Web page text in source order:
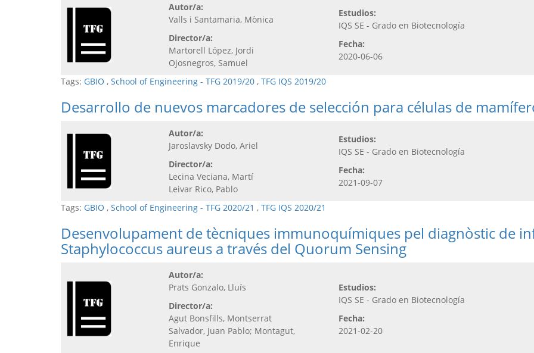
Autor/a:
Valls i Santamaria, Mònica
Director/a:
Martorell López, Jordi
Ojosnegros, Samuel
Estudios:
IQS SE - Grado en Biotecnología
Fecha:
2020-06-06
Tags: GBIO , School of Engineering - TFG 2019/20 , TFG IQS 2019/20
Desarrollo de nuevos marcadores de selección para células de
Autor/a:
Jaroslavsky Dodo, Ariel
Director/a:
Lecina Veciana, Martí
Leivar Rico, Pablo
Estudios:
IQS SE - Grado en Biotecnología
Fecha:
2021-09-07
Tags: GBIO , School of Engineering - TFG 2020/21 , TFG IQS 2020/21
Desenvolupament de tècniques immunoquímiques pel diagnòstic de
Staphylococcus aureus a través del Quorum Sensing
Autor/a:
Prats Gonzalo, Lluís
Director/a:
Agut Bonsfills, Montserrat
Salvador, Juan Pablo; Montagut,
Enrique
Estudios:
IQS SE - Grado en Biotecnología
Fecha:
2021-02-20